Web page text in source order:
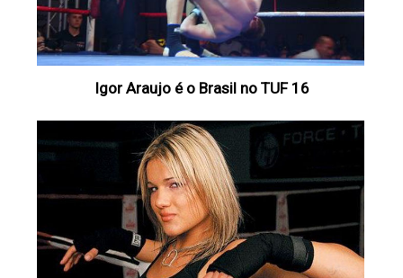
Igor Araujo é o Brasil no TUF 16